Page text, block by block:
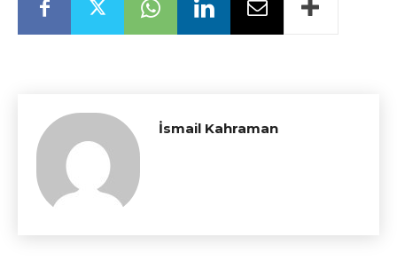
İsmail Kahraman